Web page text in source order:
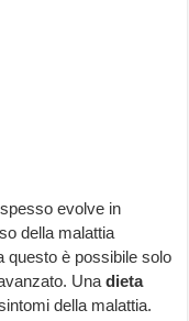
evolve in
della malattia
questo è possibile solo
Unadieta
della malattia.